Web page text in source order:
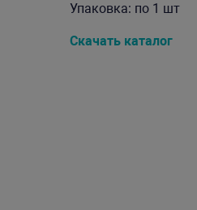
Упаковка: по 1 шт
Скачать каталог